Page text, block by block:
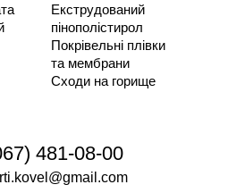
Екструдований
пінополістирол
Покрівельні плівки
та мембрани
Сходи на горище
481-08-00